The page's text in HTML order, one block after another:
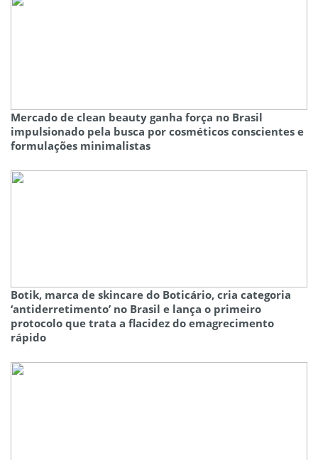
Mercado de clean beauty ganha força no Brasil
impulsionado pela busca por cosméticos conscientes e
formulações minimalistas
Botik, marca de skincare do Boticário, cria categoria
‘antiderretimento’ no Brasil e lança o primeiro
protocolo que trata a flacidez do emagrecimento
rápido